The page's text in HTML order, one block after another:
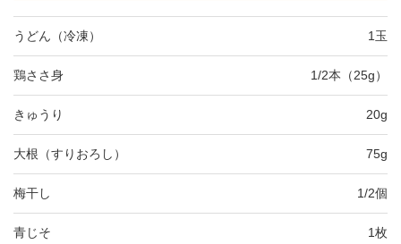
うどん（冷凍） 1玉
鶏ささ身 1/2本（25g）
きゅうり 20g
大根（すりおろし） 75g
梅干し 1/2個
青じそ 1枚